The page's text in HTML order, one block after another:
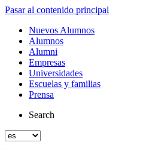
Pasar al contenido principal
Nuevos Alumnos
Alumnos
Alumni
Empresas
Universidades
Escuelas y familias
Prensa
Search